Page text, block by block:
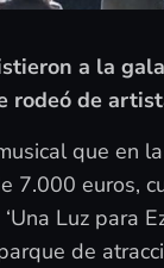
a la
rodeó de
que en
7.000 euros,
Luz para
de